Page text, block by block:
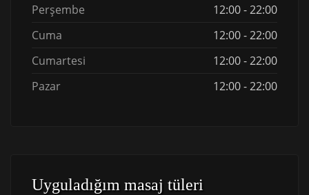
Perşembe
12:00 - 22:00
Cuma
12:00 - 22:00
Cumartesi
12:00 - 22:00
Pazar
12:00 - 22:00
Uyguladığım masaj tüleri